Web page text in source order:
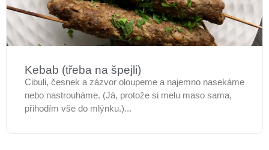
Kebab (třeba na špejli)
Cibuli, česnek a zázvor oloupeme a najemno nasekáme
nebo nastrouháme. (Já, protože si melu maso sama,
přihodím vše do mlýnku.)...